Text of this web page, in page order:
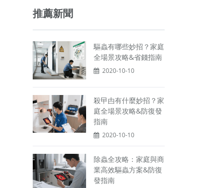
推薦新聞
驅蟲有哪些妙招？家庭
全場景攻略&省錢指南
2020-10-10
殺曱甴有什麼妙招？家
庭全場景攻略&防復發
指南
2020-10-10
除蟲全攻略：家庭與商
業高效驅蟲方案&防復
發指南